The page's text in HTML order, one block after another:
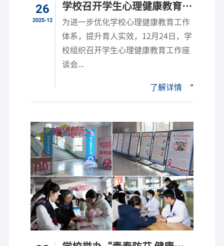
26
2025-12
学校召开学生心理健康教育工
作座谈会
为进一步优化学校心理健康教育工作
体系，提升育人实效，12月24日，学
校组织召开学生心理健康教育工作座
谈会...
了解详情